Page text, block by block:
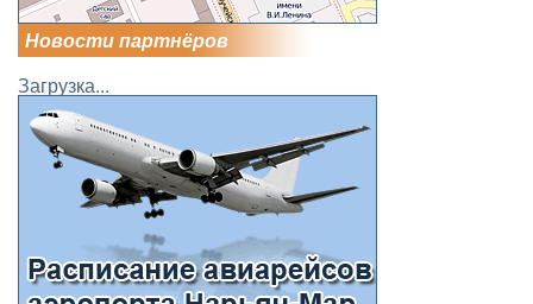
Новости партнёров
Загрузка...